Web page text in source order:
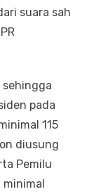
suara sah
pada
115
diusung
Pemilu
minimal